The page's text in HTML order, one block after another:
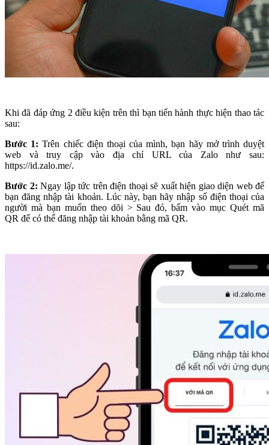
Khi đã đáp ứng 2 điều kiện trên thì bạn tiến hành thực hiện thao tác
sau:
Bước 1: Trên chiếc điện thoại của mình, bạn hãy mở trình duyệt
web và truy cập vào địa chỉ URL của Zalo như sau:
https://id.zalo.me/.
Bước 2: Ngay lập tức trên điện thoại sẽ xuất hiện giao diện web để
bạn đăng nhập tài khoản. Lúc này, bạn hãy nhập số điện thoại của
người mà bạn muốn theo dõi > Sau đó, bấm vào mục Quét mã
QR để có thể đăng nhập tài khoản bằng mã QR.